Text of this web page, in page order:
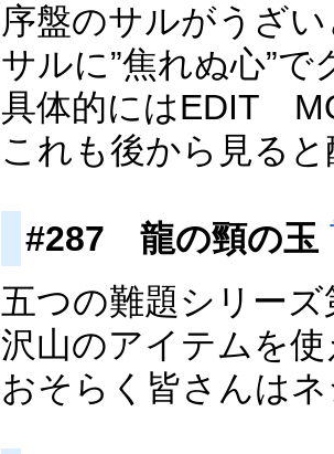
序盤のサルがうざ
サルに”焦れぬ心”
具体的にはEDIT
これも後から見る
#287 龍の頸の玉
五つの難題シリー
沢山のアイテムを
おそらく皆さんは